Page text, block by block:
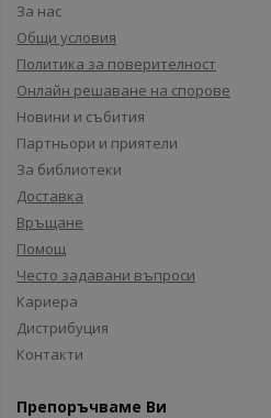
За нас
Общи условия
Политика за поверителност
Онлайн решаване на спорове
Новини и събития
Партньори и приятели
За библиотеки
Доставка
Връщане
Помощ
Често задавани въпроси
Кариера
Дистрибуция
Контакти
Препоръчваме Ви